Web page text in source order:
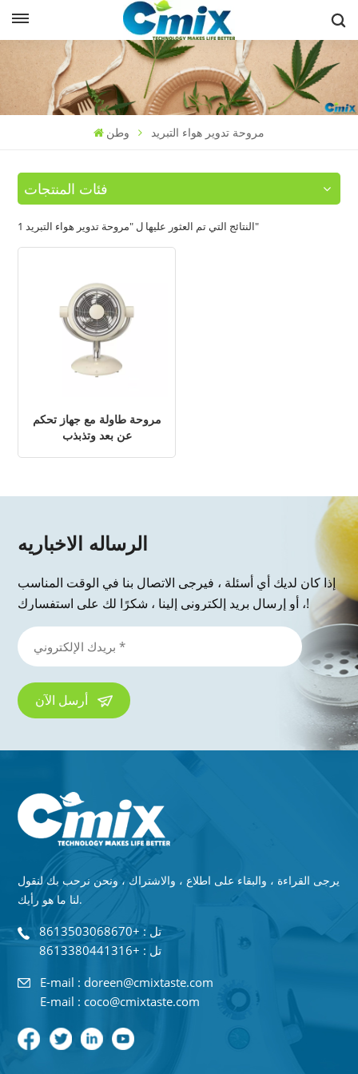
وطن مروحة تدوير هواء التبريد
فئات المنتجات
1 النتائج التي تم العثور عليها ل "مروحة تدوير هواء التبريد"
مروحة طاولة مع جهاز تحكم
عن بعد وتذبذب
الرساله الاخباريه
إذا كان لديك أي أسئلة ، فيرجى الاتصال بنا في الوقت المناسب
، أو إرسال بريد إلكتروني إلينا ، شكرًا لك على استفسارك!
يرجى القراءة ، والبقاء على اطلاع ، والاشتراك ، ونحن نرحب بك لنقول
لنا ما هو رأيك.
تل : +8613503068670
تل : +8613380441316
E-mail : doreen@cmixtaste.com
E-mail : coco@cmixtaste.com